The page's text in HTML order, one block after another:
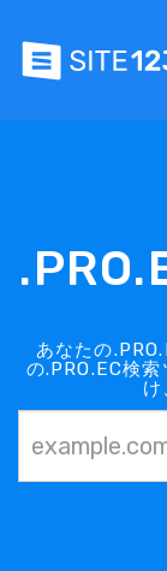
あなたの
の.PRO.EC検
け